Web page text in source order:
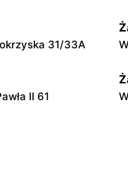
31/33A
II 61